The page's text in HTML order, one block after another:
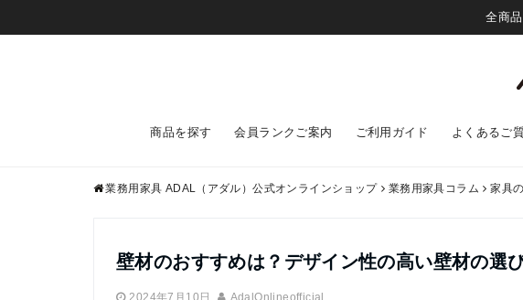
全商
商品を探す 会員ランクご案内 ご利用ガイド よくあるご
業務用家具 ADAL（アダル）公式オンラインショップ 業務用家具コラム 家具
壁材のおすすめは？デザイン性の高い壁材の選
2024年7月10日 AdalOnlineofficial